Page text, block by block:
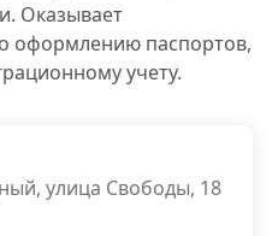
Оказывает
оформлению паспортов,
учету.
улица Свободы, 18